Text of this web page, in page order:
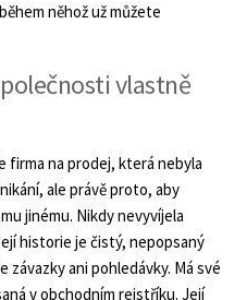
něhož už můžete
vlastně
firma na prodej, která nebyla
ale právě proto, aby
jinému. Nikdy nevyvíjela
historie je čistý, nepopsaný
závazky ani pohledávky. Má své
v obchodním rejstříku. Její